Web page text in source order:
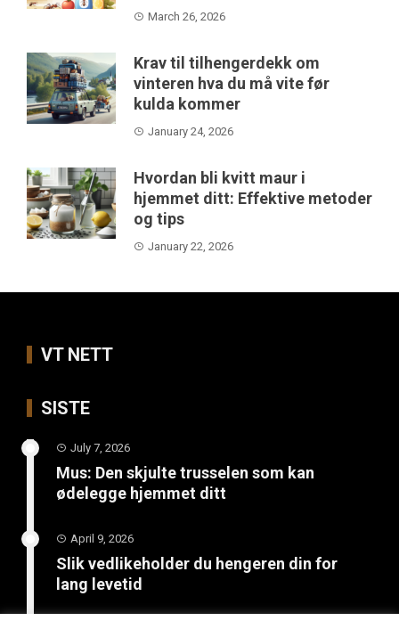
March 26, 2026
Krav til tilhengerdekk om
vinteren hva du må vite før
kulda kommer
January 24, 2026
Hvordan bli kvitt maur i
hjemmet ditt: Effektive metoder
og tips
January 22, 2026
VT NETT
SISTE
July 7, 2026
Mus: Den skjulte trusselen som kan
ødelegge hjemmet ditt
April 9, 2026
Slik vedlikeholder du hengeren din for
lang levetid